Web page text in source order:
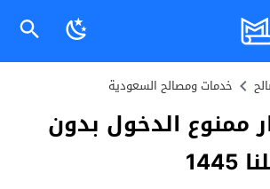
خدمات ومصالح السعودية
ممنوع الدخول بدون